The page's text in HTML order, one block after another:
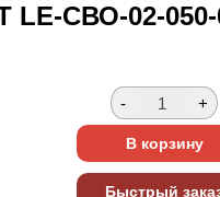
СВО-02-050-